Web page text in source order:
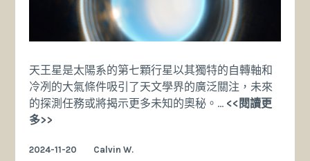
識
天王星是太陽系的第七顆行星以其獨特的自轉軸和
冷冽的大氣條件吸引了天文學界的廣泛關注，未來
的探測任務或將揭示更多未知的奧秘。… <<閱讀更
多>>
星
2024-11-20 Calvin W.